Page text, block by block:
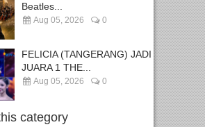
Beatles...
Aug 05, 2026 0
FELICIA (TANGERANG) JADI
JUARA 1 THE...
Aug 05, 2026 0
category